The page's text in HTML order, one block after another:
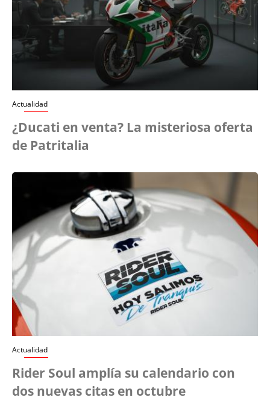
Actualidad
¿Ducati en venta? La misteriosa oferta
de Patritalia
Actualidad
Rider Soul amplía su calendario con
dos nuevas citas en octubre